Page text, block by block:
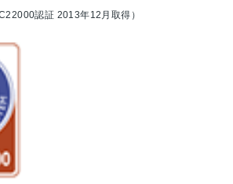
認証 2013年12月取得）